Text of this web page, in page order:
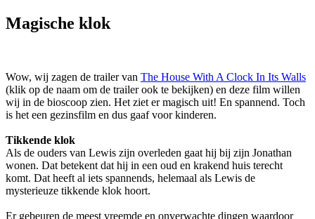
Magische klok
Wow, wij zagen de trailer van The House With A Clock In Its Walls
(klik op de naam om de trailer ook te bekijken) en deze film willen
wij in de bioscoop zien. Het ziet er magisch uit! En spannend. Toch
is het een gezinsfilm en dus gaaf voor kinderen.
Tikkende klok
Als de ouders van Lewis zijn overleden gaat hij bij zijn Jonathan
wonen. Dat betekent dat hij in een oud en krakend huis terecht
komt. Dat heeft al iets spannends, helemaal als Lewis de
mysterieuze tikkende klok hoort.
Er gebeuren de meest vreemde en onverwachte dingen waardoor